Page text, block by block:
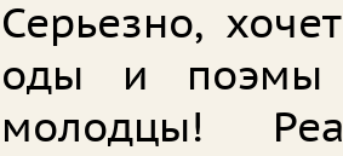
Серьезно,
оды и
молодцы!